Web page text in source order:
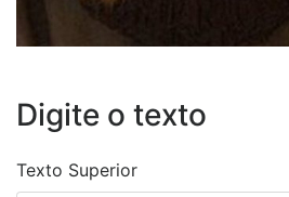
Digite o texto
Texto Superior